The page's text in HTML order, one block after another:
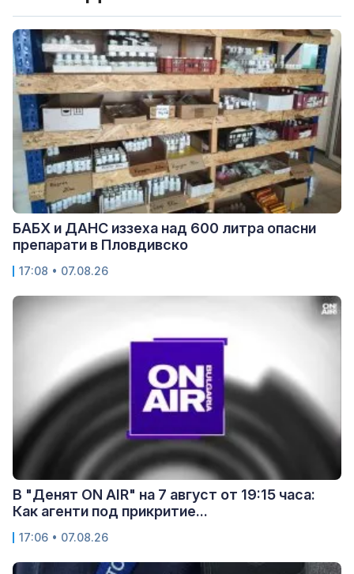
БАБХ и ДАНС иззеха над 600 литра опасни
препарати в Пловдивско
17:08 • 07.08.26
В "Денят ON AIR" на 7 август от 19:15 часа:
Как агенти под прикритие...
17:06 • 07.08.26